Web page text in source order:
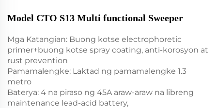
Model CTO S13 Multi functional Sweeper
Mga Katangian: Buong kotse electrophoretic
primer+buong kotse spray coating, anti-korosyon at
rust prevention
Pamamalengke: Laktad ng pamamalengke 1.3
metro
Baterya: 4 na piraso ng 45A araw-araw na libreng
maintenance lead-acid battery,